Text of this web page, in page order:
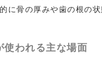
に骨の厚みや歯の根の
使われる主な場面